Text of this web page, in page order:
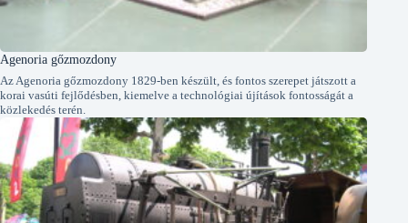
Agenoria gőzmozdony
Az Agenoria gőzmozdony 1829-ben készült, és fontos szerepet játszott a
korai vasúti fejlődésben, kiemelve a technológiai újítások fontosságát a
közlekedés terén.